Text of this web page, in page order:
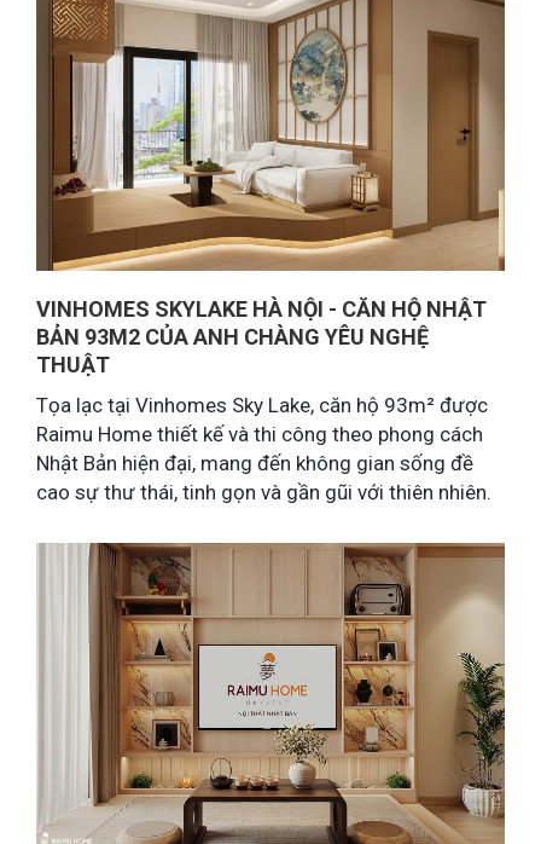
VINHOMES SKYLAKE HÀ NỘI - CĂN HỘ NHẬT
BẢN 93M2 CỦA ANH CHÀNG YÊU NGHỆ
THUẬT
Tọa lạc tại Vinhomes Sky Lake, căn hộ 93m² được
Raimu Home thiết kế và thi công theo phong cách
Nhật Bản hiện đại, mang đến không gian sống đề
cao sự thư thái, tinh gọn và gần gũi với thiên nhiên.